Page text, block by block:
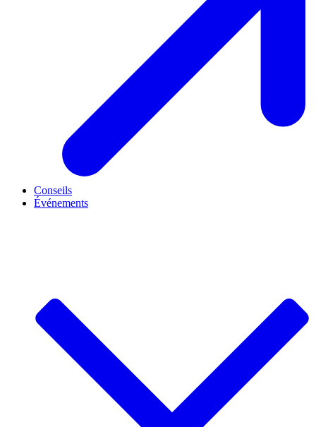
Conseils
Événements